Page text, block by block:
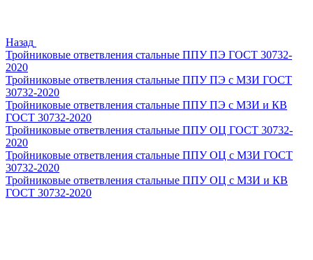
Назад
Тройниковые ответвления стальные ППУ ПЭ ГОСТ 30732-
2020
Тройниковые ответвления стальные ППУ ПЭ с МЗИ ГОСТ
30732-2020
Тройниковые ответвления стальные ППУ ПЭ с МЗИ и КВ
ГОСТ 30732-2020
Тройниковые ответвления стальные ППУ ОЦ ГОСТ 30732-
2020
Тройниковые ответвления стальные ППУ ОЦ с МЗИ ГОСТ
30732-2020
Тройниковые ответвления стальные ППУ ОЦ с МЗИ и КВ
ГОСТ 30732-2020